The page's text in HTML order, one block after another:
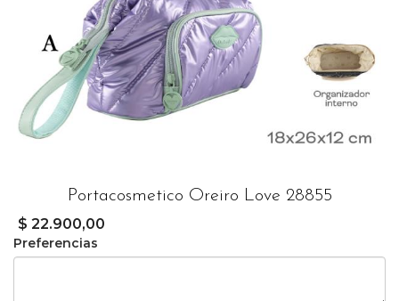
Portacosmetico Oreiro Love 28855
$ 22.900,00
Preferencias